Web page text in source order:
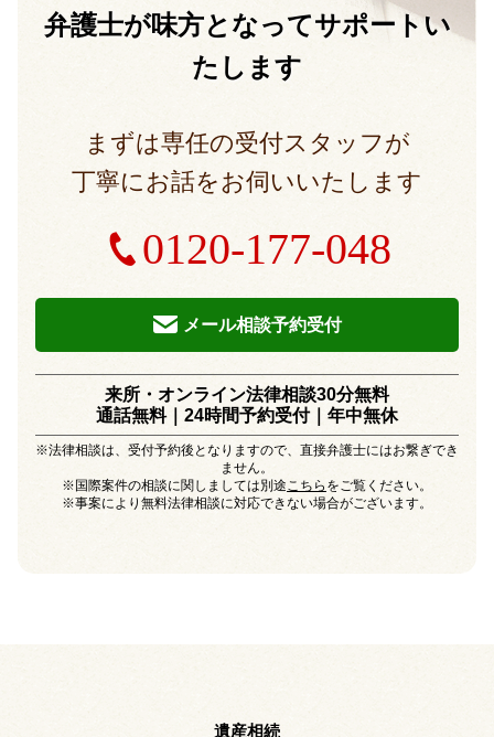
弁護士が味方となってサポートい
たします
まずは専任の受付スタッフが
丁寧にお話をお伺いいたします
0120-177-048
メール相談予約受付
来所・オンライン法律相談30分無料
通話無料｜24時間予約受付｜年中無休
※法律相談は、受付予約後となりますので、直接弁護士にはお繋ぎでき
ません。
※国際案件の相談に関しましては別途 こちら をご覧ください。
※事案により無料法律相談に対応できない場合がございます。
遺産相続